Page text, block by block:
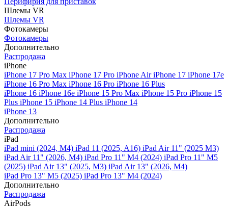
Шлемы VR
Шлемы VR
Фотокамеры
Фотокамеры
Дополнительно
Распродажа
iPhone
iPhone 17 Pro Max iPhone 17 Pro iPhone AiriPhone 17 iPhone 17e
iPhone 16 Pro Max iPhone 16 Pro iPhone 16 Plus
iPhone 16 iPhone 16e iPhone 15 Pro Max iPhone 15 Pro iPhone 15
Plus iPhone 15 iPhone 14 Plus iPhone 14
iPhone 13
Дополнительно
Распродажа
iPad
iPad mini (2024, M4) iPad 11 (2025, A16) iPad Air 11" (2025 M3)
iPad Air 11" (2026, M4) iPad Pro 11" M4 (2024) iPad Pro 11" M5
(2025) iPad Air 13" (2025, M3) iPad Air 13" (2026, M4)
iPad Pro 13" M5 (2025) iPad Pro 13" M4 (2024)
Дополнительно
Распродажа
AirPods